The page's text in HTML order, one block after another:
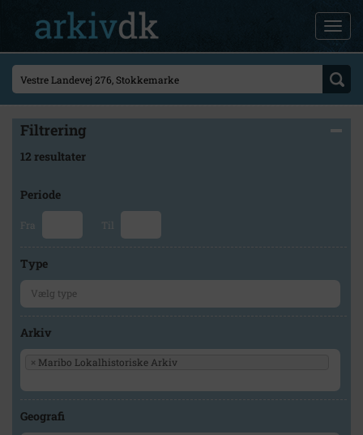
Filtrering
12 resultater
Periode
Fra Til
Type
Arkiv
× Maribo Lokalhistoriske Arkiv
Geografi